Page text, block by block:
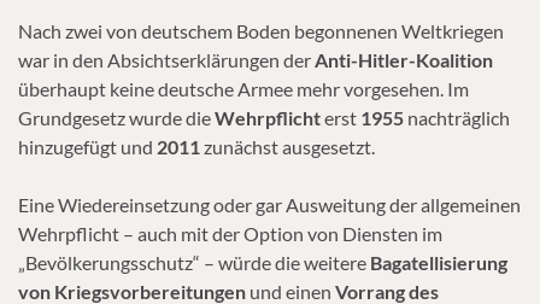
Nach zwei von deutschem Boden begonnenen Weltkriegen
war in den Absichtserklärungen derAnti-Hitler-Koalition
überhaupt keine deutsche Armee mehr vorgesehen. Im
Grundgesetz wurde dieWehrpflichterst 1955 nachträglich
hinzugefügt und 2011zunächst ausgesetzt.
Eine Wiedereinsetzung oder gar Ausweitung der allgemeinen
Wehrpflicht – auch mit der Option von Diensten im
„Bevölkerungsschutz“ – würde die weitere Bagatellisierung
von Kriegsvorbereitungen und einen Vorrang des